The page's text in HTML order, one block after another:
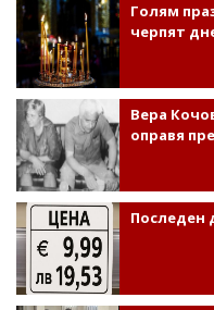
Голям
черпят
Вера
оправя
Последен